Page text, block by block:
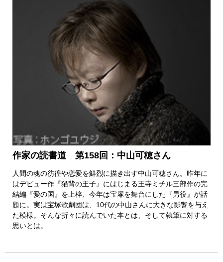
作家の読書道 第158回：中山可穂さん
人間の魂の彷徨や恋愛を鮮烈に描き出す中山可穂さん。昨年に
はデビュー作『猫背の王子』にはじまる王寺ミチル三部作の完
結編『愛の国』を上梓、今年は宝塚を舞台にした『男役』が話
題に。実は宝塚歌劇団は、10代の中山さんに大きな影響を与え
た模様。そんな折々に読んでいた本とは、そして執筆に対する
思いとは。